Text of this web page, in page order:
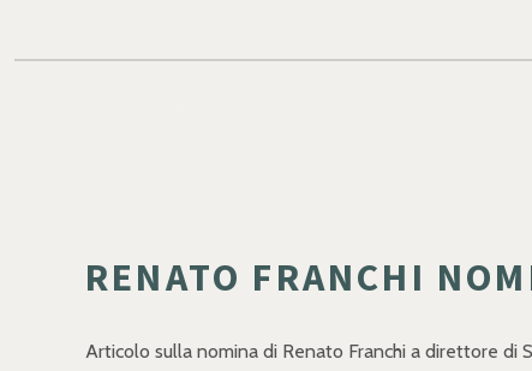
RENATO FRANCHI
Articolo sulla nomina di Renato Franchi a direttore di